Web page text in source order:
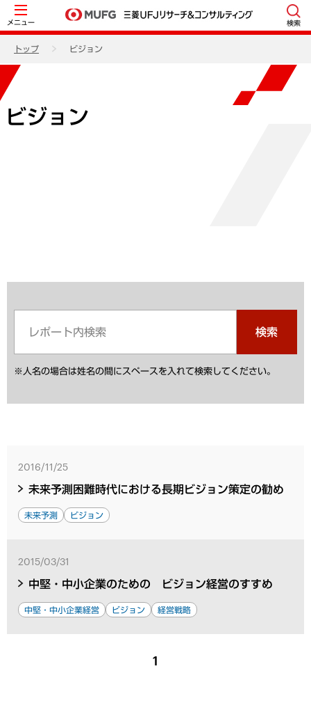
メニュー 検索
トップ ビジョン
ビジョン
検索
※人名の場合は姓名の間にスペースを入れて検索してください。
2016/11/25
未来予測困難時代における長期ビジョン策定の勧め
未来予測 ビジョン
2015/03/31
中堅・中小企業のための ビジョン経営のすすめ
中堅・中小企業経営 ビジョン 経営戦略
1